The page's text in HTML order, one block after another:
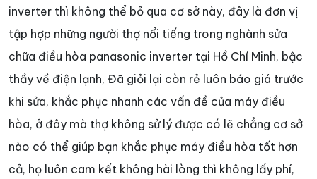
inverter thì không thể bỏ qua cơ sở này, đây là đơn vị
tập hợp những người thợ nổi tiếng trong nghành sửa
chữa điều hòa panasonic inverter tại Hồ Chí Minh, bậc
thầy về điện lạnh, Đã giỏi lại còn rẻ luôn báo giá trước
khi sửa, khắc phục nhanh các vấn đề của máy điều
hòa, ở đây mà thợ không sử lý được có lẽ chẳng cơ sở
nào có thể giúp bạn khắc phục máy điều hòa tốt hơn
cả, họ luôn cam kết không hài lòng thì không lấy phí,